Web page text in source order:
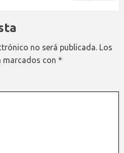
no será publicada. Los
marcados con *